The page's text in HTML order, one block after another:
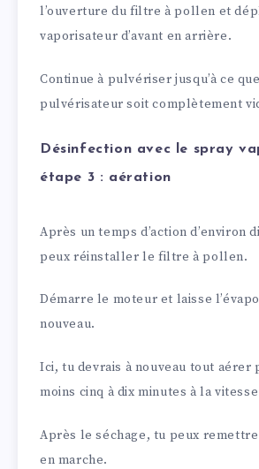
l’ouverture du filtre à pollen et
vaporisateur d’avant en arrière.
Continue à pulvériser jusqu’à ce
pulvérisateur soit complètement
Désinfection avec le spray
étape 3 : aération
Après un temps d’action d’environ
peux réinstaller le filtre à pollen.
Démarre le moteur et laisse
nouveau.
Ici, tu devrais à nouveau tout aérer
moins cinq à dix minutes à la
Après le séchage, tu peux
en marche.